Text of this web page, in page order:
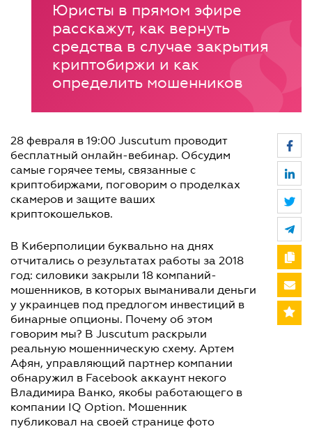
Юристы в прямом эфире
расскажут, как вернуть
средства в случае закрытия
криптобиржи и как
определить мошенников
28 февраля в 19:00 Juscutum проводит
бесплатный онлайн-вебинар. Обсудим
самые горячее темы, связанные с
криптобиржами, поговорим о проделках
скамеров и защите ваших
криптокошельков.
В Киберполиции буквально на днях
отчитались о результатах работы за 2018
год: силовики закрыли 18 компаний-
мошенников, в которых выманивали деньги
у украинцев под предлогом инвестиций в
бинарные опционы. Почему об этом
говорим мы? В Juscutum раскрыли
реальную мошенническую схему. Артем
Афян, управляющий партнер компании
обнаружил в Facebook аккаунт некого
Владимира Ванко, якобы работающего в
компании IQ Option. Мошенник
публиковал на своей странице фото